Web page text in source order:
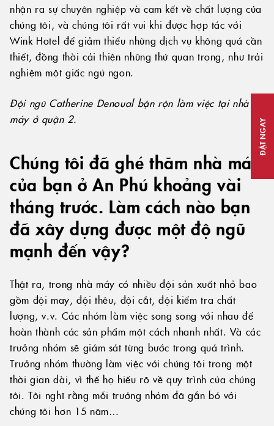
ĐẶT NGAY
nhận ra sự chuyên nghiệp và cam kết về chất lượng của
chúng tôi, và chúng tôi rất vui khi được hợp tác với
Wink Hotel để giảm thiểu những dịch vụ không quá cần
thiết, đồng thời cải thiện những thứ quan trọng, như trải
nghiệm một giấc ngủ ngon.
Đội ngũ Catherine Denoual bận rộn làm việc tại nhà
máy ở quận 2.
Chúng tôi đã ghé thăm nhà máy
của bạn ở An Phú khoảng vài
tháng trước. Làm cách nào bạn
đã xây dựng được một độ ngũ
mạnh đến vậy?
Thật ra, trong nhà máy có nhiều đội sản xuất nhỏ bao
gồm đội may, đội thêu, đội cắt, đội kiểm tra chất
lượng, v.v. Các nhóm làm việc song song với nhau để
hoàn thành các sản phẩm một cách nhanh nhất. Và các
trưởng nhóm sẽ giám sát từng bước trong quá trình.
Trưởng nhóm thường làm việc với chúng tôi trong một
thời gian dài, vì thế họ hiểu rõ về quy trình của chúng
tôi. Tôi nghĩ rằng mỗi trưởng nhóm đã gắn bó với
chúng tôi hơn 15 năm…